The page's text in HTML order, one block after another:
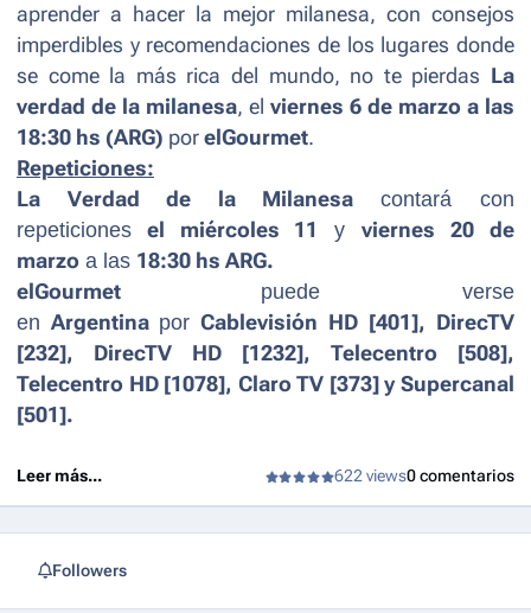
aprender a hacer la mejor milanesa, con consejos
imperdibles y recomendaciones de los lugares donde
se come la más rica del mundo, no te pierdas La
verdad de la milanesa, el viernes 6 de marzo a las
18:30 hs (ARG) por elGourmet.
Repeticiones:
La Verdad de la Milanesa contará con
repeticiones el miércoles 11 y viernes 20 de
marzo a las 18:30 hs ARG.
elGourmet puede verse
en Argentina por Cablevisión HD [401], DirecTV
[232], DirecTV HD [1232], Telecentro [508],
Telecentro HD [1078], Claro TV [373] y Supercanal
[501].
Leer más... 622 views0 comentarios
Followers